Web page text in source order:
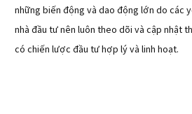
những biến động và dao động lớn do các
nhà đầu tư nên luôn theo dõi và cập nhật
có chiến lược đầu tư hợp lý và linh hoạt.